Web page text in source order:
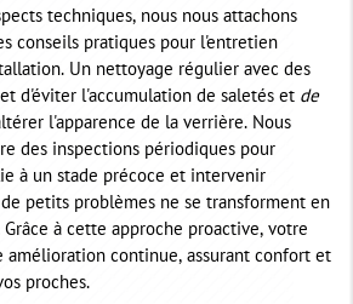
techniques, nous nous attachons
conseils pratiques pour l'entretien
Un nettoyage régulier avec des
d'éviter l'accumulation de saletés et de
l'apparence de la verrière. Nous
des inspections périodiques pour
à un stade précoce et intervenir
petits problèmes ne se transforment en
Grâce à cette approche proactive, votre
amélioration continue, assurant confort et
proches.